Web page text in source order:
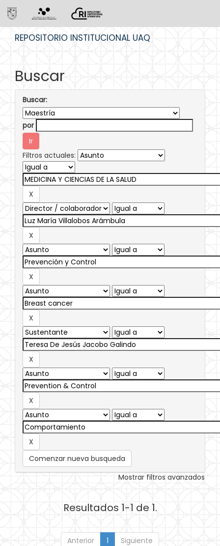
REPOSITORIO INSTITUCIONAL UAQ
Buscar
Buscar:
por
Filtros actuales:
Comenzar nueva busqueda
Mostrar filtros avanzados
Resultados 1-1 de 1.
Anterior 1 Siguiente